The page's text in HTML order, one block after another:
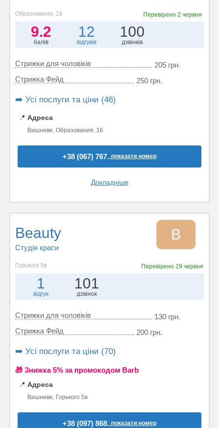
Образования, 16 Перевірено 2 червня
9.2
балів
12
відгуків
100
дзвінків
Стрижки для чоловіків
205 грн.
Стрижка Фейд
250 грн.
➡️ Усі послуги та ціни (46)
📍 Адреса
Вишневе, Образования, 16
+38 (067) 767..показати номер
Докладніше
Beauty
Студія краси
B
Горького 5в Перевірено29 червня
1
відгук
101
дзвінок
Стрижки для чоловіків
130 грн.
Стрижка Фейд
200 грн.
➡️ Усі послуги та ціни (70)
🎁 Знижка 5% за промокодом Barb
📍 Адреса
Вишневе, Горького 5в
+38 (097) 868..показати номер